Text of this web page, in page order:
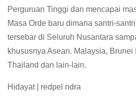
Perguruan Tinggi dan mencapai
Masa Orde baru dimana santri-
tersebar di Seluruh Nusantara
khususnya Asean. Malaysia,
Thailand dan lain-lain.
Hidayat | redpel ndra